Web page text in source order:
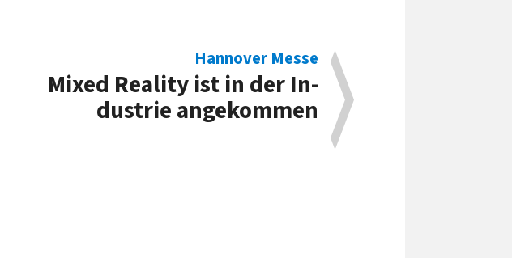
Hannover Messe
Mixed Reality ist in der In­
dustrie angekommen